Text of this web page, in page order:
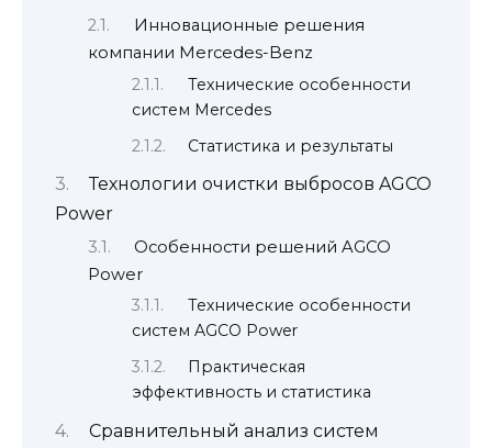
Инновационные решения
компании Mercedes-Benz
Технические особенности
систем Mercedes
Статистика и результаты
Технологии очистки выбросов AGCO
Power
Особенности решений AGCO
Power
Технические особенности
систем AGCO Power
Практическая
эффективность и статистика
Сравнительный анализ систем